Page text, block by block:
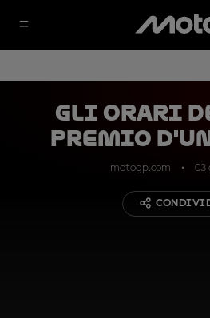
Gli orari
Premio
motogp.com 03